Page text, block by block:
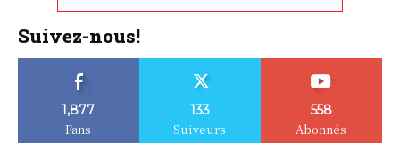
Suivez-nous!
1,877
Fans
133
Suiveurs
558
Abonnés